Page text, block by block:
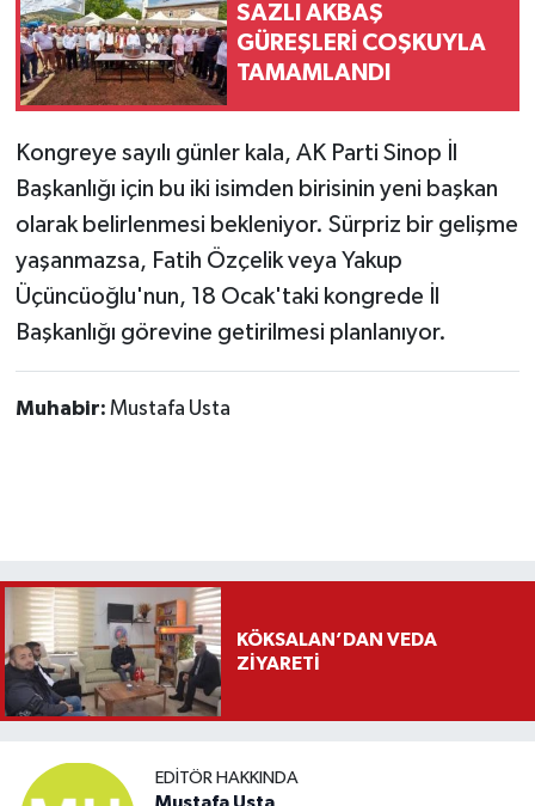
SAZLI AKBAŞ
GÜREŞLERİ COŞKUYLA
TAMAMLANDI
Kongreye sayılı günler kala, AK Parti Sinop İl
Başkanlığı için bu iki isimden birisinin yeni başkan
olarak belirlenmesi bekleniyor. Sürpriz bir gelişme
yaşanmazsa, Fatih Özçelik veya Yakup
Üçüncüoğlu'nun, 18 Ocak'taki kongrede İl
Başkanlığı görevine getirilmesi planlanıyor.
Muhabir: Mustafa Usta
KÖKSALAN’DAN VEDA
ZİYARETİ
EDITÖR HAKKINDA
Mustafa Usta